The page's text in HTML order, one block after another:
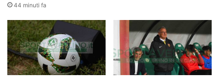
44 minuti fa